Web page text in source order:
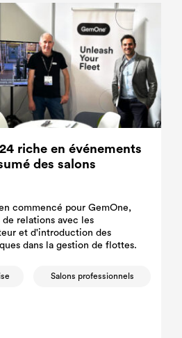
riche en événements
des salons
commencé pour GemOne,
relations avec les
et d'introduction des
dans la gestion de flottes.
Salons professionnels